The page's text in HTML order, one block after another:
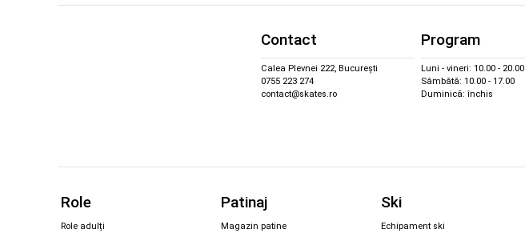
Contact
Calea Plevnei 222, București
0755 223 274
contact@skates.ro
Program
Luni - vineri: 10.00 - 20.00
Sâmbătă: 10.00 - 17.00
Duminică: închis
Role
Role adulți
Patinaj
Magazin patine
Ski
Echipament ski